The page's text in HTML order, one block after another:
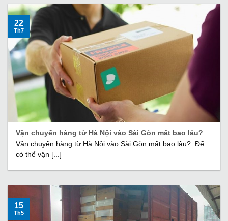
Vận chuyển hàng từ Hà Nội vào Sài Gòn mất bao lâu?
Vận chuyển hàng từ Hà Nội vào Sài Gòn mất bao lâu?. Để
có thể vận [...]
22
Th7
15
Th5